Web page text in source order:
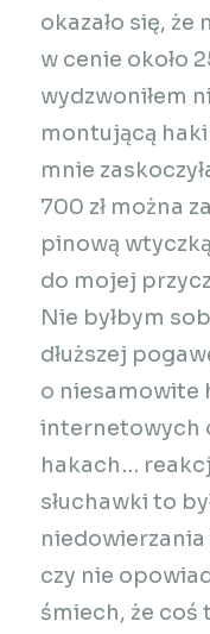
okazało się,
w cenie około
wydzwoniłem
montującą
mnie
700 zł można
pinową
do mojej
Nie byłbym
dłuższej
o niesamowite
internetowych
hakach…
słuchawki to
czy nie
śmiech, że coś